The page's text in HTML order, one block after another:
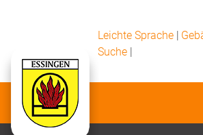
Leichte Sprache |
Suche |